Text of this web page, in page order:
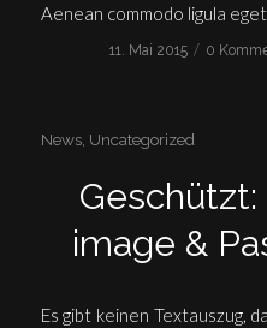
Aenean commodo ligula
11. Mai 2015 / 0
News, Uncategorized
image &
Es gibt keinen Textauszug,